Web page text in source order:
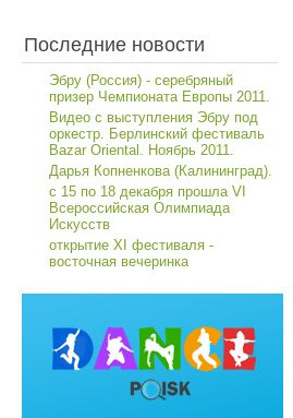
Последние новости
Эбру (Россия) - серебряный
призер Чемпионата Европы 2011.
Видео с выступления Эбру под
оркестр. Берлинский фестиваль
Bazar Oriental. Ноябрь 2011.
Дарья Копненкова (Калининград).
с 15 по 18 декабря прошла VI
Всероссийская Олимпиада
Искусств
открытие XI фестиваля -
восточная вечеринка